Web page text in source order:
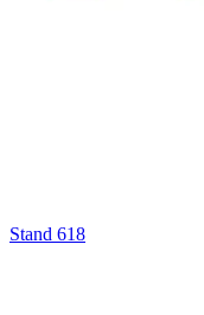
Stand 618